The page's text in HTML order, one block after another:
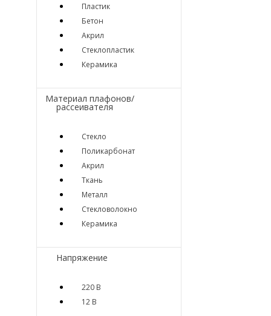
Пластик
Бетон
Акрил
Стеклопластик
Керамика
Материал плафонов/
рассеивателя
Стекло
Поликарбонат
Акрил
Ткань
Металл
Стекловолокно
Керамика
Напряжение
220 В
12 В